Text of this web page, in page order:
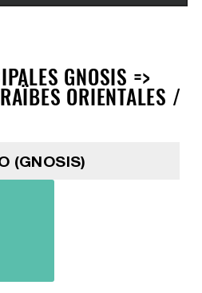
GNOSIS =>
ORIENTALES /
(GNOSIS)